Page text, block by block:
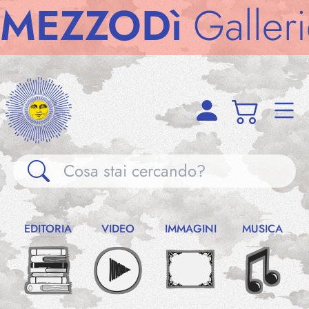
Gallerie
Gallerie
Notizie
EDITORIA VIDEO IMMAGINI MUSICA